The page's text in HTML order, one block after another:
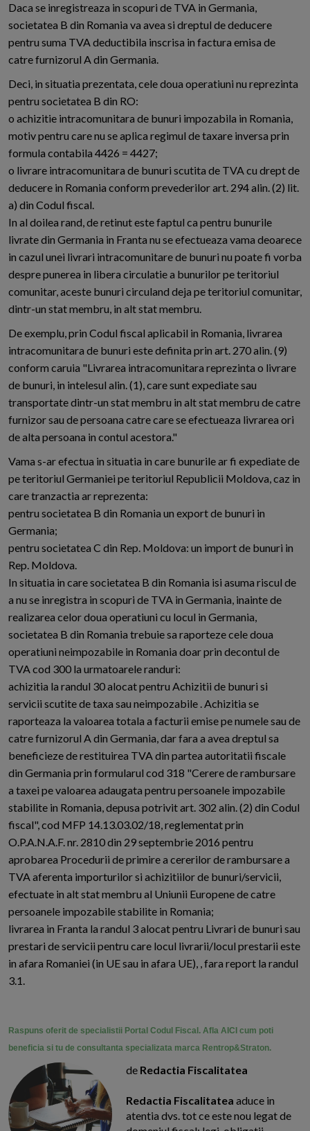
Daca se inregistreaza in scopuri de TVA in Germania,
societatea B din Romania va avea si dreptul de deducere
pentru suma TVA deductibila inscrisa in factura emisa de
catre furnizorul A din Germania.
Deci, in situatia prezentata, cele doua operatiuni nu reprezinta
pentru societatea B din RO:
o achizitie intracomunitara de bunuri impozabila in Romania,
motiv pentru care nu se aplica regimul de taxare inversa prin
formula contabila 4426 = 4427;
o livrare intracomunitara de bunuri scutita de TVA cu drept de
deducere in Romania conform prevederilor art. 294 alin. (2) lit.
a) din Codul fiscal.
In al doilea rand, de retinut este faptul ca pentru bunurile
livrate din Germania in Franta nu se efectueaza vama deoarece
in cazul unei livrari intracomunitare de bunuri nu poate fi vorba
despre punerea in libera circulatie a bunurilor pe teritoriul
comunitar, aceste bunuri circuland deja pe teritoriul comunitar,
dintr-un stat membru, in alt stat membru.
De exemplu, prin Codul fiscal aplicabil in Romania, livrarea
intracomunitara de bunuri este definita prin art. 270 alin. (9)
conform caruia "Livrarea intracomunitara reprezinta o livrare
de bunuri, in intelesul alin. (1), care sunt expediate sau
transportate dintr-un stat membru in alt stat membru de catre
furnizor sau de persoana catre care se efectueaza livrarea ori
de alta persoana in contul acestora."
Vama s-ar efectua in situatia in care bunurile ar fi expediate de
pe teritoriul Germaniei pe teritoriul Republicii Moldova, caz in
care tranzactia ar reprezenta:
pentru societatea B din Romania un export de bunuri in
Germania;
pentru societatea C din Rep. Moldova: un import de bunuri in
Rep. Moldova.
In situatia in care societatea B din Romania isi asuma riscul de
a nu se inregistra in scopuri de TVA in Germania, inainte de
realizarea celor doua operatiuni cu locul in Germania,
societatea B din Romania trebuie sa raporteze cele doua
operatiuni neimpozabile in Romania doar prin decontul de
TVA cod 300 la urmatoarele randuri:
achizitia la randul 30 alocat pentru Achizitii de bunuri si
servicii scutite de taxa sau neimpozabile . Achizitia se
raporteaza la valoarea totala a facturii emise pe numele sau de
catre furnizorul A din Germania, dar fara a avea dreptul sa
beneficieze de restituirea TVA din partea autoritatii fiscale
din Germania prin formularul cod 318 "Cerere de rambursare
a taxei pe valoarea adaugata pentru persoanele impozabile
stabilite in Romania, depusa potrivit art. 302 alin. (2) din Codul
fiscal", cod MFP 14.13.03.02/18, reglementat prin
O.P.A.N.A.F. nr. 2810 din 29 septembrie 2016 pentru
aprobarea Procedurii de primire a cererilor de rambursare a
TVA aferenta importurilor si achizitiilor de bunuri/servicii,
efectuate in alt stat membru al Uniunii Europene de catre
persoanele impozabile stabilite in Romania;
livrarea in Franta la randul 3 alocat pentru Livrari de bunuri sau
prestari de servicii pentru care locul livrarii/locul prestarii este
in afara Romaniei (in UE sau in afara UE), , fara report la randul
3.1.
Raspuns oferit de specialistii Portal Codul Fiscal. Afla AICI cum poti
beneficia si tu de consultanta specializata marca Rentrop&Straton.
de Redactia Fiscalitatea
Redactia Fiscalitatea aduce in
atentia dvs. tot ce este nou legat de